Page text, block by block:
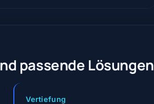
passende Lösungen
Vertiefung